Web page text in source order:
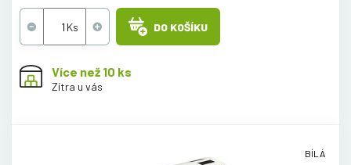
DO KOŠÍKU
Více než 10 ks
Zítra u vás
BÍLÁ